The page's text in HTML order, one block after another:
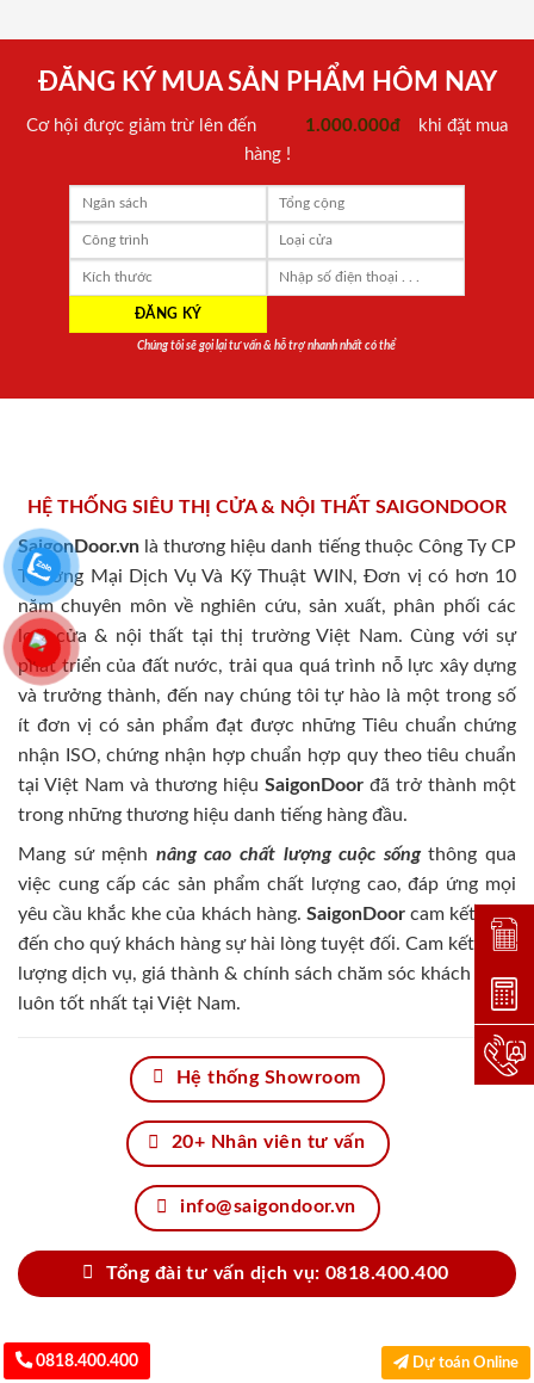
ĐĂNG KÝ MUA SẢN PHẨM HÔM NAY
Cơ hội được giảm trừ lên đến 1.000.000đ
khi đặt mua
hàng !
Chúng tôi sẽ gọi lại tư vấn & hỗ trợ nhanh nhất có thể
HỆ THỐNG SIÊU THỊ CỬA & NỘI THẤT SAIGONDOOR
SaigonDoor.vn là thương hiệu danh tiếng thuộc Công Ty CP
Thương Mại Dịch Vụ Và Kỹ Thuật WIN, Đơn vị có hơn 10
năm chuyên môn về nghiên cứu, sản xuất, phân phối các
loại cửa & nội thất tại thị trường Việt Nam. Cùng với sự
phát triển của đất nước, trải qua quá trình nỗ lực xây dựng
và trưởng thành, đến nay chúng tôi tự hào là một trong số
ít đơn vị có sản phẩm đạt được những Tiêu chuẩn chứng
nhận ISO, chứng nhận hợp chuẩn hợp quy theo tiêu chuẩn
tại Việt Nam và thương hiệu SaigonDoor đã trở thành một
trong những thương hiệu danh tiếng hàng đầu.
Mang sứ mệnh nâng cao chất lượng cuộc sốngthông qua
việc cung cấp các sản phẩm chất lượng cao, đáp ứng mọi
yêu cầu khắc khe của khách hàng. SaigonDoorcam kết đem
đến cho quý khách hàng sự hài lòng tuyệt đối. Cam kết chất
lượng dịch vụ, giá thành & chính sách chăm sóc khách hàng
luôn tốt nhất tại Việt Nam.
Hệ thống Showroom
20+ Nhân viên tư vấn
info@saigondoor.vn
Tổng đài tư vấn dịch vụ: 0818.400.400
0818.400.400 Dự toán Online
Đặt
Dự